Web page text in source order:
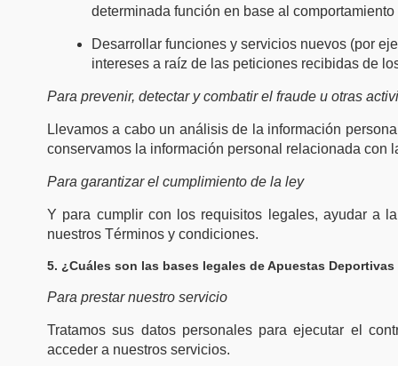
determinada función en base al
Desarrollar funciones y servicios nuevos (por
intereses a raíz de las peticiones recibidas de
Para prevenir, detectar y combatir el fraude u otras
Llevamos a cabo un análisis de la información
conservamos la información personal relacionada con
Para garantizar el cumplimiento de la ley
Y para cumplir con los requisitos legales, ayudar a
nuestros Términos y condiciones.
5. ¿Cuáles son las bases legales de Apuestas
Para prestar nuestro servicio
Tratamos sus datos personales para ejecutar el
acceder a nuestros servicios.